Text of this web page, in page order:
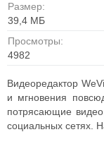
Размер:
39,4 МБ
Просмотры:
4982
Видеоредактор
и мгновения
потрясающие
социальных сетях.